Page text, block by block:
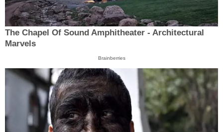
The Chapel Of Sound Amphitheater - Architectural
Marvels
Brainberries